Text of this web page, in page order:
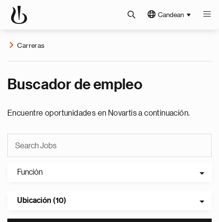
Candean
Carreras
Buscador de empleo
Encuentre oportunidades en Novartis a continuación.
Función
Ubicación (10)